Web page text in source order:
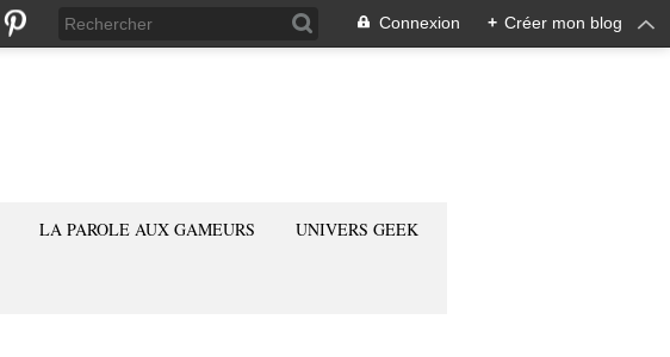
Connexion + Créer mon blog
LA PAROLE AUX GAMEURS UNIVERS GEEK